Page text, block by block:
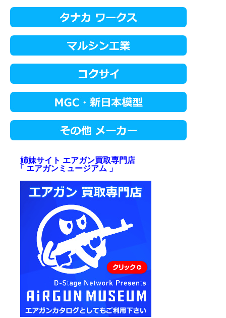
姉妹サイト エアガン買取専門店
「 エアガンミュージアム 」